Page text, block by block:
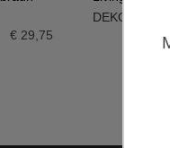
€29,75
IN DEN
DEKO